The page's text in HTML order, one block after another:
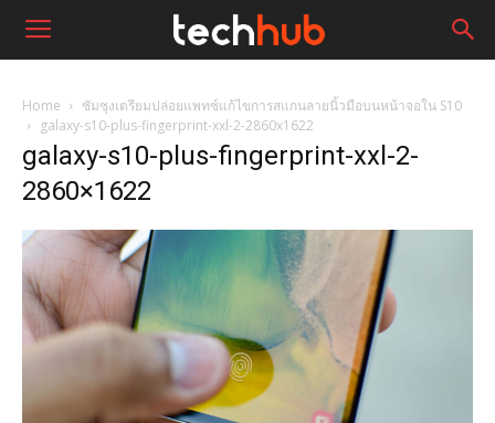
Home
ซัมซุงเตรียมปล่อยแพทซ์แก้ไขการสแกนลายนิ้วมือบนหน้าจอใน S10
galaxy-s10-plus-fingerprint-xxl-2-2860x1622
galaxy-s10-plus-fingerprint-xxl-2-
2860×1622